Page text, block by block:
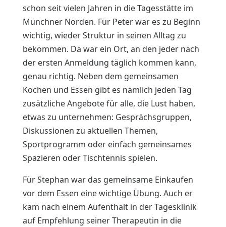
schon seit vielen Jahren in die Tagesstätte im
Münchner Norden. Für Peter war es zu Beginn
wichtig, wieder Struktur in seinen Alltag zu
bekommen. Da war ein Ort, an den jeder nach
der ersten Anmeldung täglich kommen kann,
genau richtig. Neben dem gemeinsamen
Kochen und Essen gibt es nämlich jeden Tag
zusätzliche Angebote für alle, die Lust haben,
etwas zu unternehmen: Gesprächsgruppen,
Diskussionen zu aktuellen Themen,
Sportprogramm oder einfach gemeinsames
Spazieren oder Tischtennis spielen.
Für Stephan war das gemeinsame Einkaufen
vor dem Essen eine wichtige Übung. Auch er
kam nach einem Aufenthalt in der Tagesklinik
auf Empfehlung seiner Therapeutin in die